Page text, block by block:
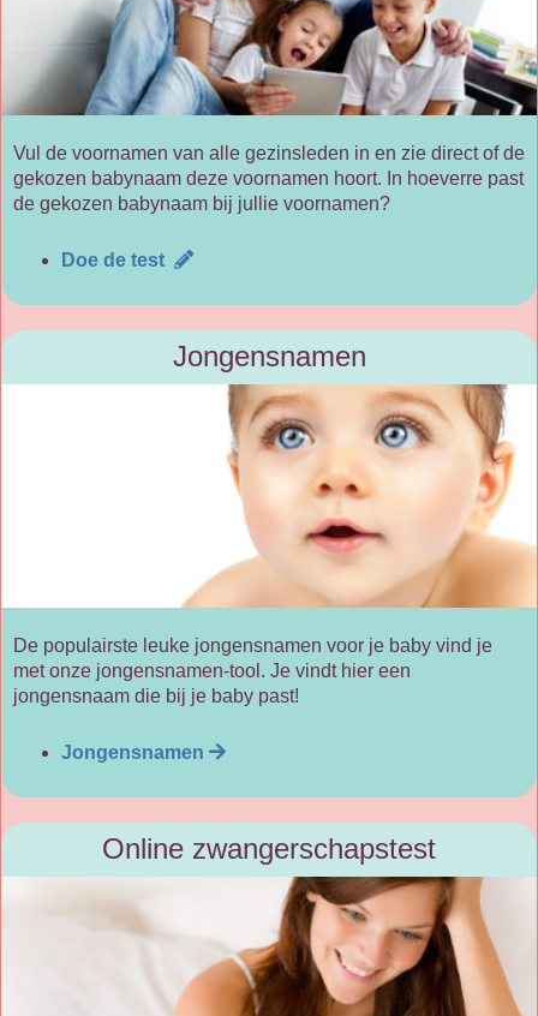
Vul de voornamen van alle gezinsleden in en zie direct of de
gekozen babynaam deze voornamen hoort. In hoeverre past
de gekozen babynaam bij jullie voornamen?
Doe de test
Jongensnamen
De populairste leuke jongensnamen voor je baby vind je
met onze jongensnamen-tool. Je vindt hier een
jongensnaam die bij je baby past!
Jongensnamen
Online zwangerschapstest